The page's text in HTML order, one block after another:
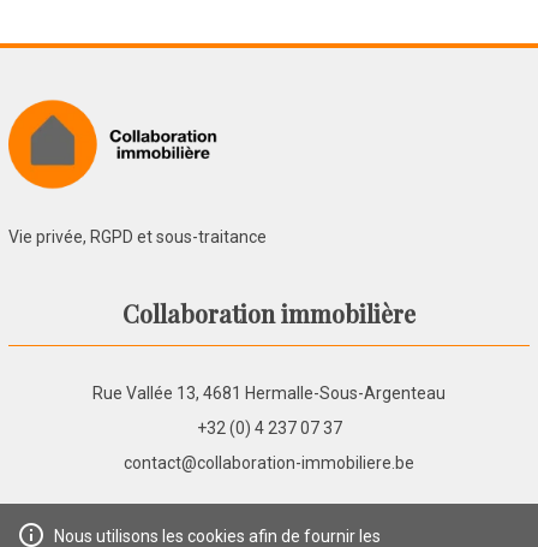
Nous utilisons les cookies afin de fournir les
Vie privée, RGPD et sous-traitance
Collaboration immobilière
Rue Vallée 13, 4681 Hermalle-Sous-Argenteau
+32 (0) 4 237 07 37
contact@collaboration-immobiliere.be